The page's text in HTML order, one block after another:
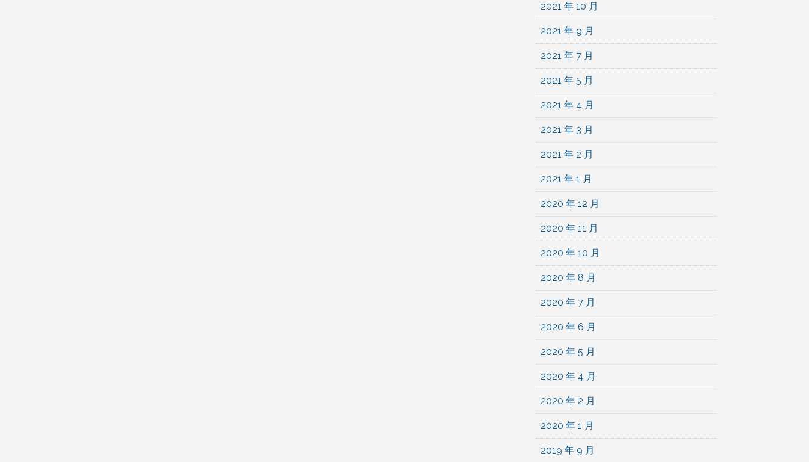
2021 年 10 月
2021 年 9 月
2021 年 7 月
2021 年 5 月
2021 年 4 月
2021 年 3 月
2021 年 2 月
2021 年 1 月
2020 年 12 月
2020 年 11 月
2020 年 10 月
2020 年 8 月
2020 年 7 月
2020 年 6 月
2020 年 5 月
2020 年 4 月
2020 年 2 月
2020 年 1 月
2019 年 9 月